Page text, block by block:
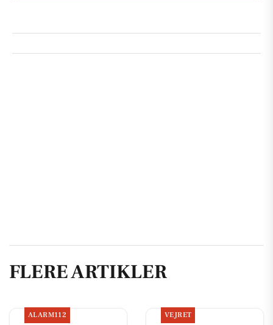
FLERE ARTIKLER
ALARM112 VEJRET